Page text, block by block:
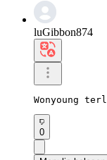
luGibbon874
Wonyoung
0